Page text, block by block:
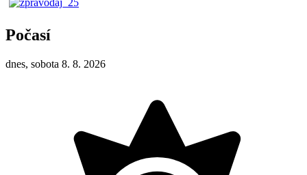
Počasí
dnes, sobota 8. 8. 2026